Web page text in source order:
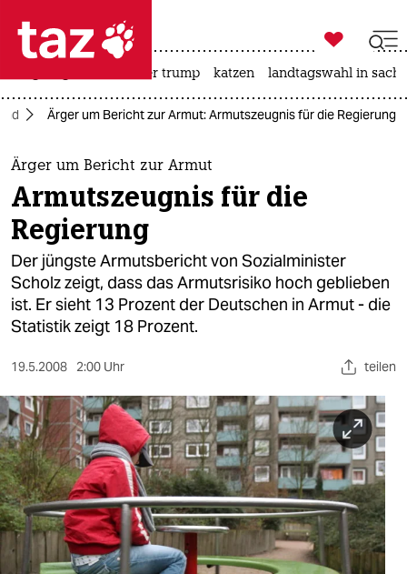
 taz zahl ich
taz zahl ich
themen
politik
öko
gesellschaft
kultur
sport
berlin
nord
wahrheit
verlag
verlag

taz zahl ich
usa unter trump katzen landtagswahl in
Ärger um Bericht zur Armut: Armutszeugnis für die Regierung
Ärger um Bericht zur Armut
Armutszeugnis für die
Regierung
Der jüngste Armutsbericht von Sozialminister
Scholz zeigt, dass das Armutsrisiko hoch geblieben
ist. Er sieht 13 Prozent der Deutschen in Armut - die
Statistik zeigt 18 Prozent.
19.5.2008 2:00 Uhr teilen